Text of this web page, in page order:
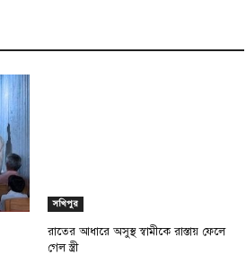
সখিপুর
রাতের আধারে অসুস্থ স্বামীকে রাস্তায় ফেলে
গেল স্ত্রী